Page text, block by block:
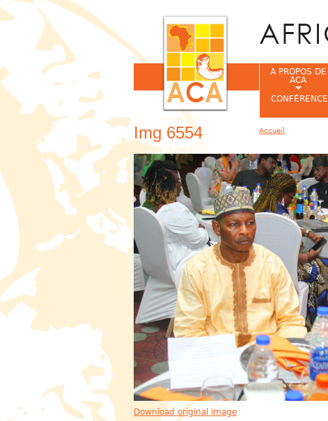
Img 6554
Download original image
A PROPOS DE
ACA
CONFÉRENCE
Accueil